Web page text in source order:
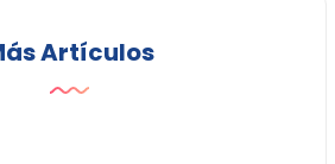
Artículos